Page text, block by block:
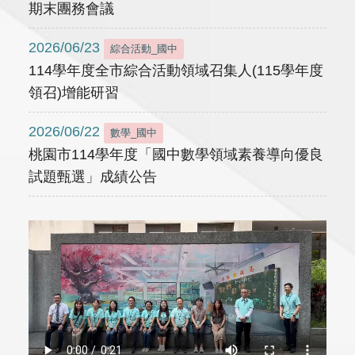
期末團務會議
2026/06/23 綜合活動_國中
114學年度全市綜合活動領域召集人(115學年度
領召)增能研習
2026/06/22 數學_國中
桃園市114學年度「國中數學領域素養導向優良
試題甄選」成績公告